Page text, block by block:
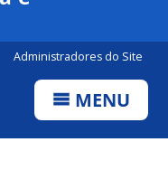
Administradores do Site
MENU